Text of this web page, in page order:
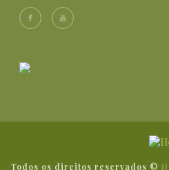
Todos os direitos reservados ©